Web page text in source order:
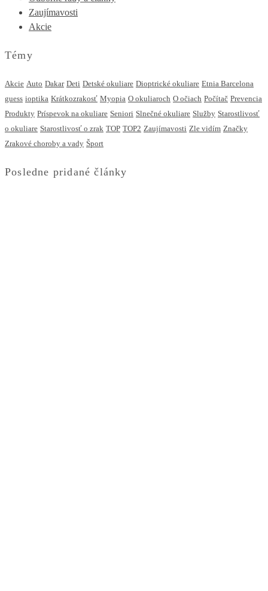
Zaujímavosti
Akcie
Témy
Akcie Auto Dakar Deti Detské okuliare Dioptrické okuliare Etnia Barcelona
guess ioptika Krátkozrakosť Myopia O okuliaroch O očiach Počítač Prevencia
Produkty Príspevok na okuliare Seniori Slnečné okuliare Služby Starostlivosť
o okuliare Starostlivosť o zrak TOP TOP2 Zaujímavosti Zle vidím Značky
Zrakové choroby a vady Šport
Posledne pridané články